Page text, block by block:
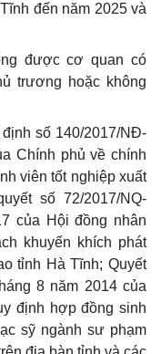
đến năm 2025 và
được cơ quan có
trương hoặc không
số 140/2017/NĐ-
Chính phủ về chính
viên tốt nghiệp xuất
số 72/2017/NQ-
của Hội đồng nhân
khuyến khích phát
tỉnh Hà Tĩnh; Quyết
8 năm 2014 của
định hợp đồng sinh
sỹ ngành sư phạm